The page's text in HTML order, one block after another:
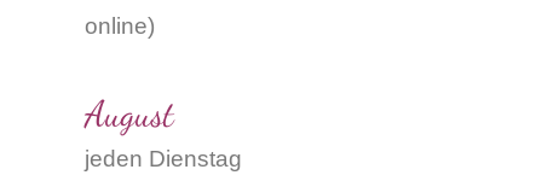
online)
August
jeden Dienstag